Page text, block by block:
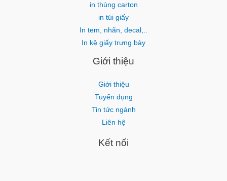
in thùng carton
in túi giấy
In tem, nhãn, decal,..
In kệ giấy trưng bày
Giới thiệu
Giới thiệu
Tuyển dụng
Tin tức ngành
Liên hệ
Kết nối